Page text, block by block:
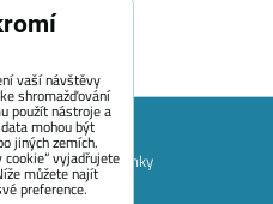
Platební podmínky
a vrácení zboží
vaší návštěvy
shromažďování
použít nástroje a
mohou být
jiných zemích.
vyjadřujete
můžete najít
preference.